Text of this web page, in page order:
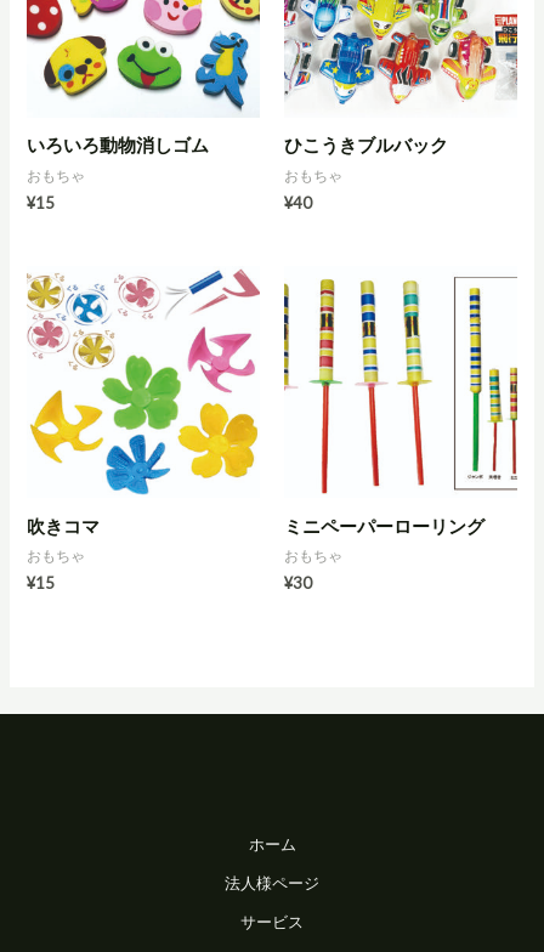
いろいろ動物消しゴム
おもちゃ
¥15
ひこうきブルバック
おもちゃ
¥40
吹きコマ
おもちゃ
¥15
ミニペーパーローリング
おもちゃ
¥30
ホーム
法人様ページ
サービス